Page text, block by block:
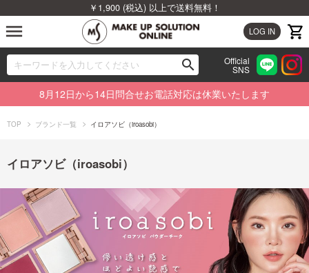
￥1,900 (税込) 以上で送料無料！
LOG IN
menu
search
00
Official
SNS
ブランドから探す
カテゴリから探す
特集から探す
ビューティジャーナルから探す
8月12日から14日問合せお電話対応は休業いたします
TOP ブランド一覧 イロアソビ（iroasobi）
イロアソビ（iroasobi）